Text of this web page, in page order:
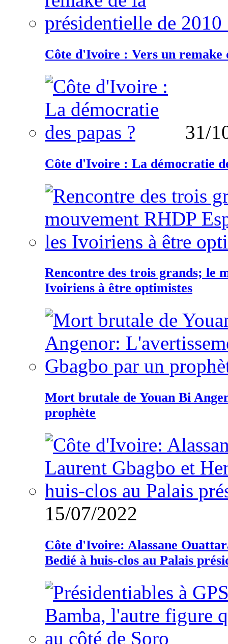
Côte d'Ivoire : Vers un remake
31/
Côte d'Ivoire : La démocratie
Rencontre des trois grands; le
Ivoiriens à être optimistes
Mort brutale de Youan Bi
prophète
15/07/2022
Côte d'Ivoire: Alassane
Bedié à huis-clos au Palais